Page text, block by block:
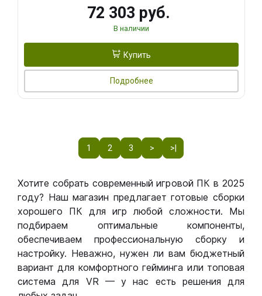
72 303 руб.
В наличии
Купить
Подробнее
1 2 3 > >|
Хотите собрать современный игровой ПК в 2025
году? Наш магазин предлагает готовые сборки
хорошего ПК для игр любой сложности. Мы
подбираем оптимальные компоненты,
обеспечиваем профессиональную сборку и
настройку. Неважно, нужен ли вам бюджетный
вариант для комфортного гейминга или топовая
система для VR — у нас есть решения для